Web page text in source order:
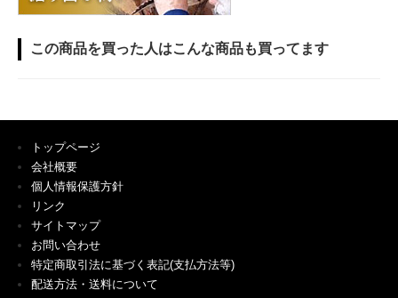
この商品を買った人はこんな商品も買ってます
トップページ
会社概要
個人情報保護方針
リンク
サイトマップ
お問い合わせ
特定商取引法に基づく表記(支払方法等)
配送方法・送料について